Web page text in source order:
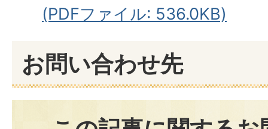
(PDFファイル: 536.0KB)
お問い合わせ先